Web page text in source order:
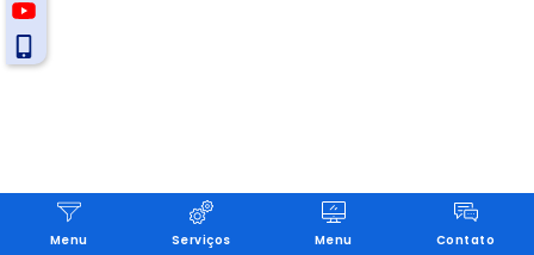
Menu Serviços Menu Contato